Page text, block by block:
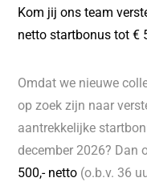
Kom jij ons team
netto startbonus tot €
Omdat we nieuwe
op zoek zijn naar
aantrekkelijke
december 2026? Dan
500,- netto (o.b.v. 36